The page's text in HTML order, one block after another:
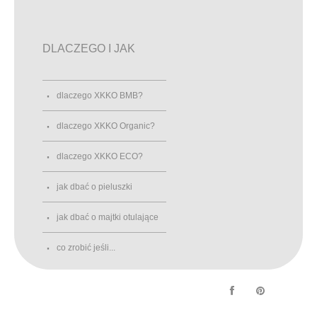
DLACZEGO I JAK
dlaczego XKKO BMB?
dlaczego XKKO Organic?
dlaczego XKKO ECO?
jak dbać o pieluszki
jak dbać o majtki otulające
co zrobić jeśli...